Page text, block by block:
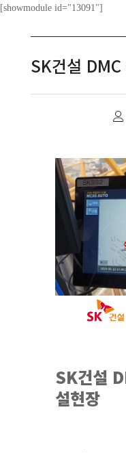
[showmodule id="13091"]
SK건설
SK건설
설현장